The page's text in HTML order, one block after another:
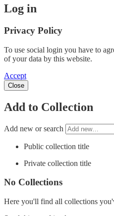
Log in
Privacy Policy
To use social login you have to
of your data by this website.
Accept
Close
Add to Collection
Add new or search
Public collection title
Private collection title
No Collections
Here you'll find all collections